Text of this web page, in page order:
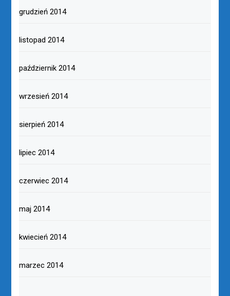
grudzień 2014
listopad 2014
październik 2014
wrzesień 2014
sierpień 2014
lipiec 2014
czerwiec 2014
maj 2014
kwiecień 2014
marzec 2014